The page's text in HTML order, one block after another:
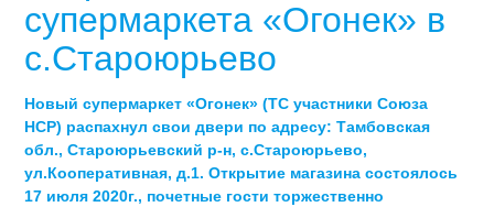
супермаркета «Огонек» в
с.Староюрьево
Новый супермаркет «Огонек» (ТС участники Союза
НСР) распахнул свои двери по адресу: Тамбовская
обл., Староюрьевский р-н, с.Староюрьево,
ул.Кооперативная, д.1. Открытие магазина состоялось
17 июля 2020г., почетные гости торжественно